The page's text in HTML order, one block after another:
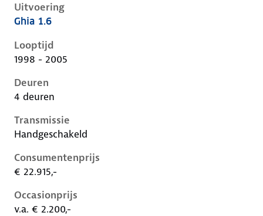
Uitvoering
Ford Focus i, 1.6, 74 kW, Benzine, 4 deuren
Ghia 1.6
Looptijd
1998 - 2005
Deuren
4 deuren
Transmissie
Handgeschakeld
Consumentenprijs
€ 22.915,-
Occasionprijs
v.a. € 2.200,-